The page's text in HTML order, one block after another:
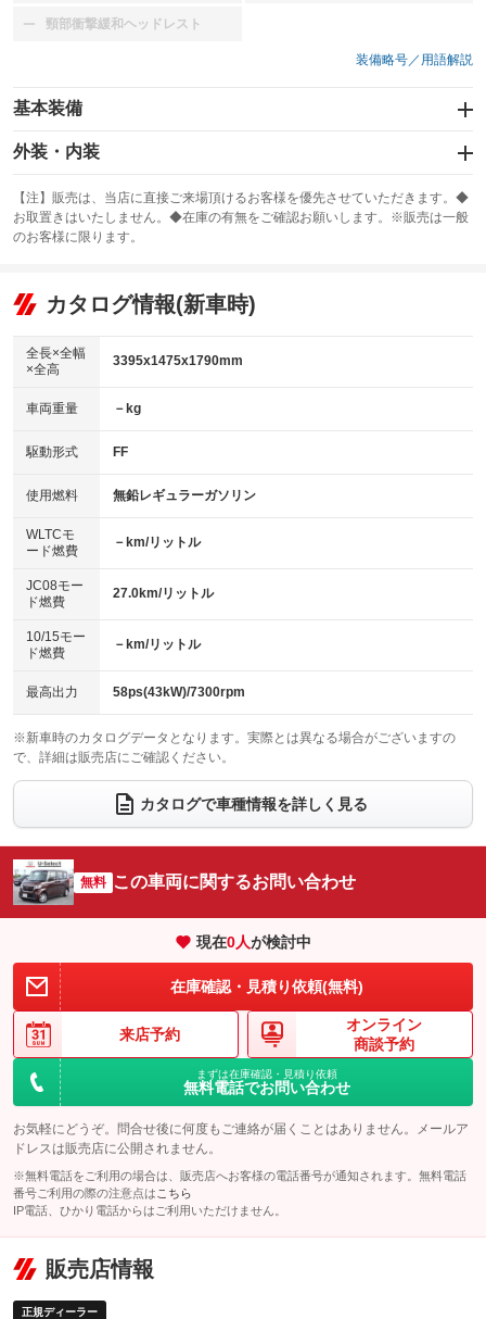
頸部衝撃緩和ヘッドレスト
：装備なし
装備略号／用語解説
基本装備
エアバッグ：運転席/助手席
：装備あり
：装備なし
サンルーフ
：装備なし ABS
リフトアップ
：装備なし
：装備なし
パワーウィンドウ
アイドリングストップ
：装備あり
USB入力端子
：装備あり
100V電源
：装備なし
センターデフロック
：装備なし
電動格納ミラー
：装備なし
外装・内装
カーナビ：メモリーナビ他
：装備あり
TV：ワンセグ
：装備あり
ビジュアル
：装備なし
：装備なし
革シート
キーレス
HID(キセノンライト)
：装備なし
バックカメラ
：装備なし
エアロ
：装備なし
：装備なし
パワーシート
ベンチシート
：装備なし
チップアップシート
：装備なし
：装備なし ：装備なし
ウォークスルー
：装備なし
電動リアゲート フロントカメラ
：装備なし
：装備なし ：装備なし
サイドカメラ
：装備なし ルーフレール
：装備なし
：装備なし
：装備なし
【注】販売は、当店に直接ご来場頂けるお客様を優先させていただきます。◆
お取置きはいたしません。◆在庫の有無をご確認お願いします。※販売は一般
のお客様に限ります。
カタログ情報(新車時)
全長×全幅
×全高
3395x1475x1790mm
車両重量 －kg
駆動形式 FF
使用燃料 無鉛レギュラーガソリン
WLTCモ
ード燃費
－km/リットル
JC08モー
ド燃費
27.0km/リットル
10/15モー
ド燃費
－km/リットル
最高出力 58ps(43kW)/7300rpm
※新車時のカタログデータとなります。実際とは異なる場合がございますの
で、詳細は販売店にご確認ください。
カタログで車種情報を詳しく見る
無料 この車両に関するお問い合わせ
現在0人が検討中
在庫確認・見積り依頼(無料)
来店予約
オンライン
商談予約
まずは在庫確認・見積り依頼
無料電話でお問い合わせ
お気軽にどうぞ。問合せ後に何度もご連絡が届くことはありません。メールア
ドレスは販売店に公開されません。
※無料電話をご利用の場合は、販売店へお客様の電話番号が通知されます。無料電話
番号ご利用の際の注意点は こちら
IP電話、ひかり電話からはご利用いただけません。
販売店情報
正規ディーラー